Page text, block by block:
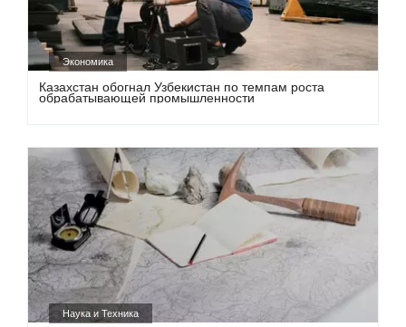
Экономика
Казахстан обогнал Узбекистан по темпам роста
обрабатывающей промышленности
Наука и Техника